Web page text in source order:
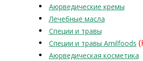
Аюрведические кремы
Лечебные масла
Специи и травы
Специи и травы Amilfoods
Аюрведическая косметика